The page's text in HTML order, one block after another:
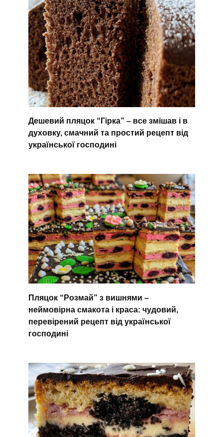
Дешевий пляцок “Гірка” – все змішав і в
духовку, смачний та простий рецепт від
української господині
Пляцок “Розмай” з вишнями –
неймовірна смакота і краса: чудовий,
перевірений рецепт від української
господині